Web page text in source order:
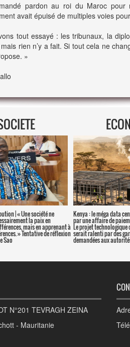
pardon au roi du Maroc
avait épuisé de multiples voies
tout essayé : les tribunaux, la
rien n’y a fait. Si tout cela ne
»
| « Une société ne
la paix en
mais en apprenant à
» Tentative de réflexion
Sao
Kenya : le méga data
par une affaire de
Le projet
serait ralenti par des
demandées aux
N°201 TEVRAGH ZEINA
- Mauritanie